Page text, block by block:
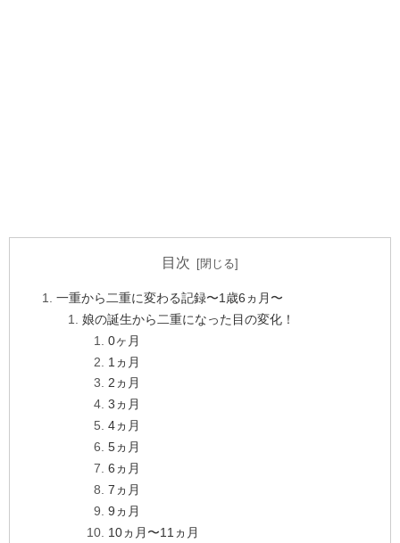
目次
一重から二重に変わる記録〜1歳6ヵ月〜
娘の誕生から二重になった目の変化！
0ヶ月
1ヵ月
2ヵ月
3ヵ月
4ヵ月
5ヵ月
6ヵ月
7ヵ月
9ヵ月
10ヵ月〜11ヵ月